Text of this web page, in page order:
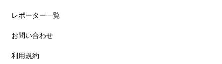
レポーター一覧
お問い合わせ
利用規約